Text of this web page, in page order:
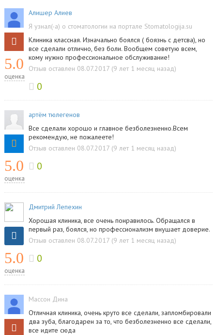
5.0
оценка
Алишер Алиев
Я узнал(-а) о стоматологии на портале Stomatologija.su
Клиника классная. Изначально боялся ( боязнь с детсва), но
все сделали отлично, без боли. Вообщем советую всем,
кому нужно профессиональное обслуживание!
Отзыв оставлен 08.07.2017 (9 лет 1 месяц назад)
0
5.0
оценка
артём тюлегенов
Все сделали хорошо и главное безболезненно.Всем
рекомендую, не пожалеете!
Отзыв оставлен 08.07.2017 (9 лет 1 месяц назад)
0
5.0
оценка
Дмитрий Лепехин
Хорошая клиника, все очень понравилось. Обращался в
первый раз, боялся, но профессионализм внушает доверие.
Отзыв оставлен 08.07.2017 (9 лет 1 месяц назад)
0
Массон Дина
Отличная клиника, очень круто все сделали, запломбировали
два зуба, благодарен за то, что безболезненно все сделали,
все идите сюда